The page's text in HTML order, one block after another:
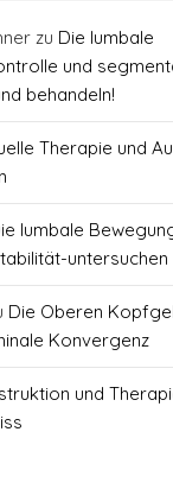
zu Die lumbale
und
behandeln!
Therapie und
lumbale
untersuchen
Die Oberen
Konvergenz
und